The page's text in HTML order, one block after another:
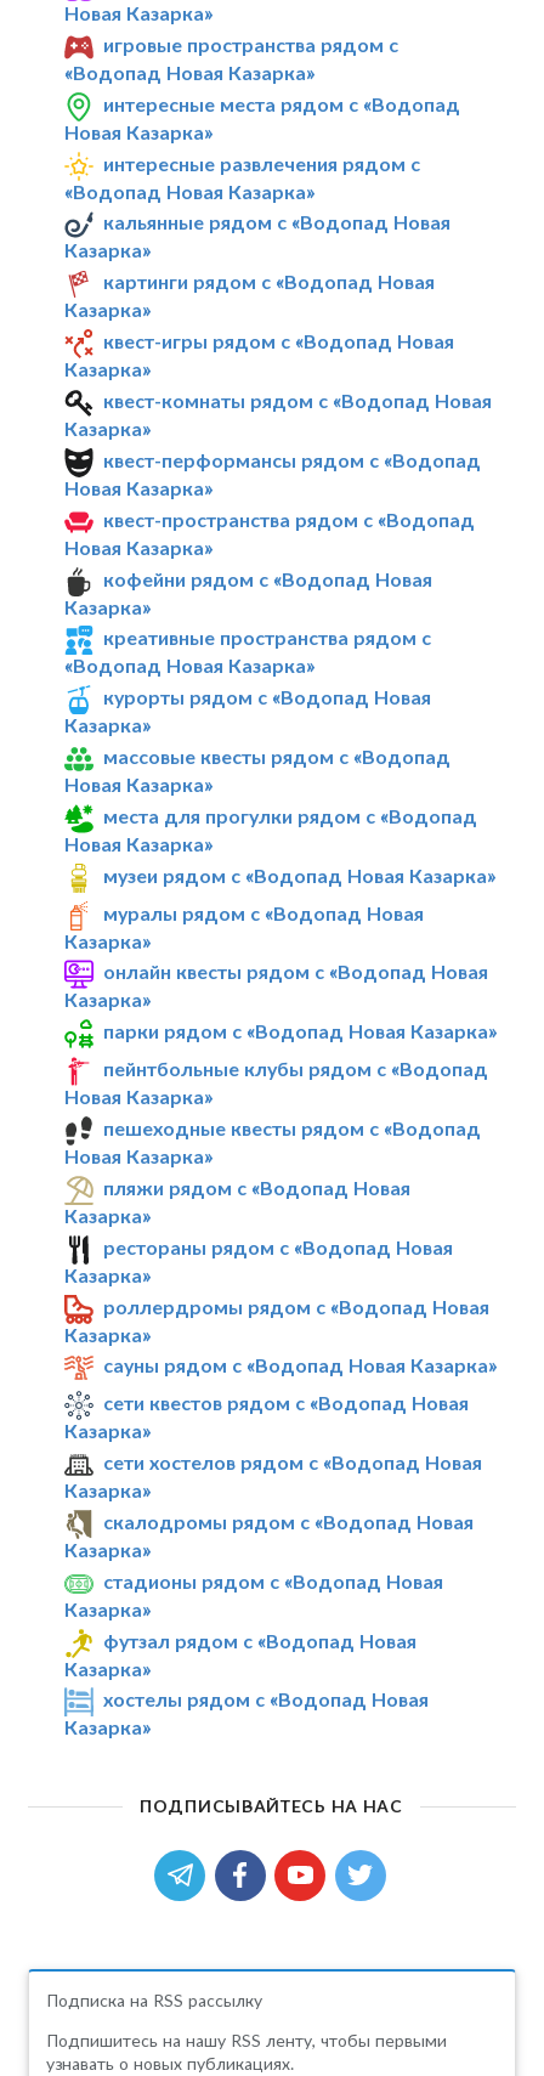
Новая Казарка»
игровые пространства рядом с
«Водопад Новая Казарка»
интересные места рядом с «Водопад
Новая Казарка»
интересные развлечения рядом с
«Водопад Новая Казарка»
кальянные рядом с «Водопад Новая
Казарка»
картинги рядом с «Водопад Новая
Казарка»
квест-игры рядом с «Водопад Новая
Казарка»
квест-комнаты рядом с «Водопад Новая
Казарка»
квест-перформансы рядом с «Водопад
Новая Казарка»
квест-пространства рядом с «Водопад
Новая Казарка»
кофейни рядом с «Водопад Новая
Казарка»
креативные пространства рядом с
«Водопад Новая Казарка»
курорты рядом с «Водопад Новая
Казарка»
массовые квесты рядом с «Водопад
Новая Казарка»
места для прогулки рядом с «Водопад
Новая Казарка»
музеи рядом с «Водопад Новая Казарка»
муралы рядом с «Водопад Новая
Казарка»
онлайн квесты рядом с «Водопад Новая
Казарка»
парки рядом с «Водопад Новая Казарка»
пейнтбольные клубы рядом с «Водопад
Новая Казарка»
пешеходные квесты рядом с «Водопад
Новая Казарка»
пляжи рядом с «Водопад Новая
Казарка»
рестораны рядом с «Водопад Новая
Казарка»
роллердромы рядом с «Водопад Новая
Казарка»
сауны рядом с «Водопад Новая Казарка»
сети квестов рядом с «Водопад Новая
Казарка»
сети хостелов рядом с «Водопад Новая
Казарка»
скалодромы рядом с «Водопад Новая
Казарка»
стадионы рядом с «Водопад Новая
Казарка»
футзал рядом с «Водопад Новая
Казарка»
хостелы рядом с «Водопад Новая
Казарка»
ПОДПИСЫВАЙТЕСЬ НА НАС
Подписка на RSS рассылку
Подпишитесь на нашу RSS ленту, чтобы первыми
узнавать о новых публикациях.